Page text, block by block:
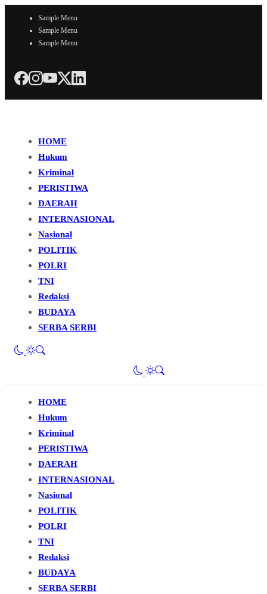
Sample Menu
Sample Menu
Sample Menu
HOME
Hukum
Kriminal
PERISTIWA
DAERAH
INTERNASIONAL
Nasional
POLITIK
POLRI
TNI
Redaksi
BUDAYA
SERBA SERBI
HOME
Hukum
Kriminal
PERISTIWA
DAERAH
INTERNASIONAL
Nasional
POLITIK
POLRI
TNI
Redaksi
BUDAYA
SERBA SERBI